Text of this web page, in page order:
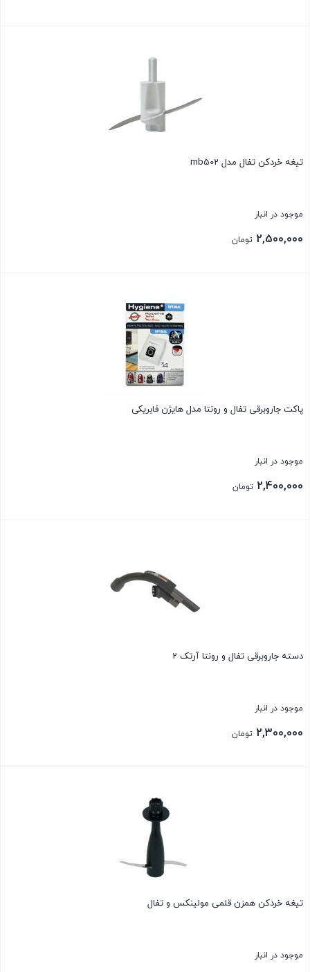
تیغه خردکن تفال مدل mb502
موجود در انبار
2,500,000 تومان
پاکت جاروبرقی تفال و رونتا مدل هایژن فابریکی
موجود در انبار
2,400,000 تومان
دسته جاروبرقی تفال و رونتا آرتک 2
موجود در انبار
2,300,000 تومان
تیغه خردکن همزن قلمی مولینکس و تفال
موجود در انبار